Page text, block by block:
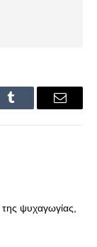
Tumblr Email
ψυχαγωγίας,